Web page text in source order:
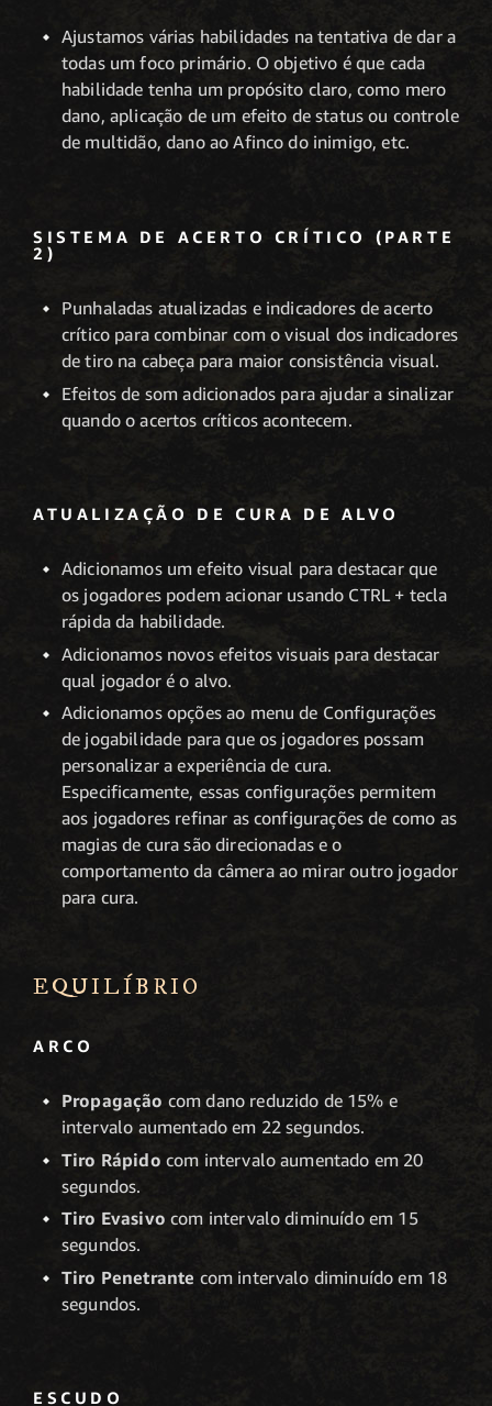
Ajustamos várias habilidades na tentativa de dar a
todas um foco primário. O objetivo é que cada
habilidade tenha um propósito claro, como mero
dano, aplicação de um efeito de status ou controle
de multidão, dano ao Afinco do inimigo, etc.
SISTEMA DE ACERTO CRÍTICO (PARTE
2)
Punhaladas atualizadas e indicadores de acerto
crítico para combinar com o visual dos indicadores
de tiro na cabeça para maior consistência visual.
Efeitos de som adicionados para ajudar a sinalizar
quando o acertos críticos acontecem.
ATUALIZAÇÃO DE CURA DE ALVO
Adicionamos um efeito visual para destacar que
os jogadores podem acionar usando CTRL + tecla
rápida da habilidade.
Adicionamos novos efeitos visuais para destacar
qual jogador é o alvo.
Adicionamos opções ao menu de Configurações
de jogabilidade para que os jogadores possam
personalizar a experiência de cura.
Especificamente, essas configurações permitem
aos jogadores refinar as configurações de como as
magias de cura são direcionadas e o
comportamento da câmera ao mirar outro jogador
para cura.
EQUILÍBRIO
ARCO
Propagação com dano reduzido de 15% e
intervalo aumentado em 22 segundos.
Tiro Rápido com intervalo aumentado em 20
segundos.
Tiro Evasivocom intervalo diminuído em 15
segundos.
Tiro Penetrante com intervalo diminuído em 18
segundos.
ESCUDO